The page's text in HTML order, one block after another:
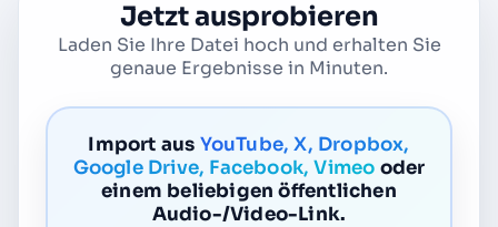
Jetzt ausprobieren
Laden Sie Ihre Datei hoch und erhalten Sie
genaue Ergebnisse in Minuten.
Import aus YouTube, X, Dropbox,
Google Drive, Facebook, Vimeo oder
einem beliebigen öffentlichen
Audio-/Video-Link.